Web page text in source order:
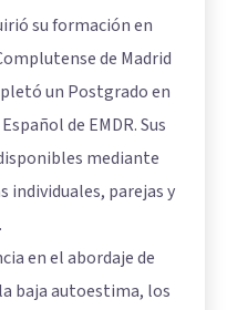
su formación en
de Madrid
un Postgrado en
de EMDR. Sus
mediante
individuales, parejas y
en el abordaje de
baja autoestima, los